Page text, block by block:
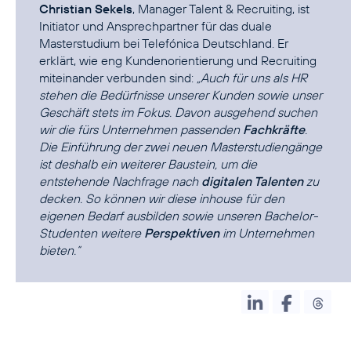
Christian Sekels, Manager Talent & Recruiting, ist
Initiator und Ansprechpartner für das duale
Masterstudium bei Telefónica Deutschland. Er
erklärt, wie eng Kundenorientierung und Recruiting
miteinander verbunden sind: „Auch für uns als HR
stehen die Bedürfnisse unserer Kunden sowie unser
Geschäft stets im Fokus. Davon ausgehend suchen
wir die fürs Unternehmen passenden Fachkräfte.
Die Einführung der zwei neuen Masterstudiengänge
ist deshalb ein weiterer Baustein, um die
entstehende Nachfrage nach digitalen Talentenzu
decken. So können wir diese inhouse für den
eigenen Bedarf ausbilden sowie unseren Bachelor-
Studenten weitere Perspektivenim Unternehmen
bieten.“